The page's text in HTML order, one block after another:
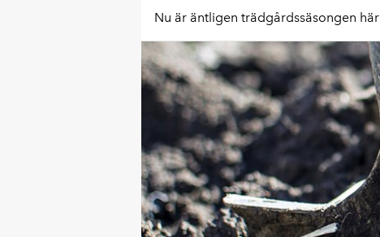
Nu är äntligen trädgårdssäsongen här